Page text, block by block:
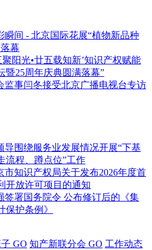
瞬间 - 北京国际花展“植物新品种
幕
聚阳光•廿五载知新’知识产权赋能
暨25周年庆典圆满落幕”
监事闫冬接受北京广播电视台专访
导围绕服务业发展情况开展“下基
流程、蹲点位”工作
市知识产权局关于发布2026年度首
开放许可项目的通知
签署国务院令 公布修订后的《集
保护条例》
GO 知产新联分会 GO 工作动态